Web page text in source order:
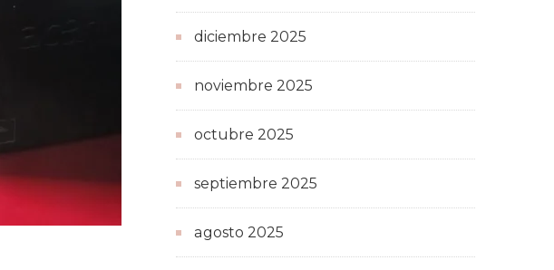
diciembre 2025
noviembre 2025
octubre 2025
septiembre 2025
agosto 2025